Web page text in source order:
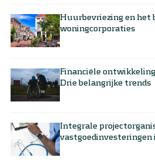
Huurbevriezing en het
woningcorporaties
Financiële
Drie belangrijke trends
Integrale
vastgoedinvesteringen